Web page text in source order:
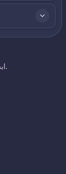
ابحث وراقب وعالج بيانات الاعتماد المخترقة في ثوانٍ.